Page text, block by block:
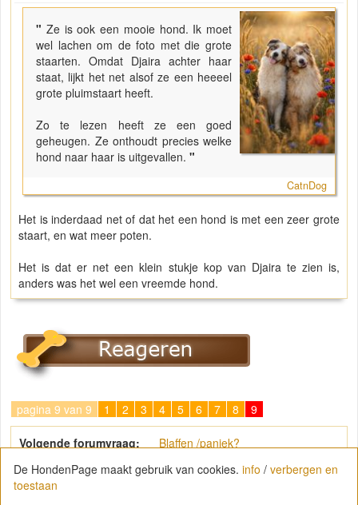
" Ze is ook een mooie hond. Ik moet
wel lachen om de foto met die grote
staarten. Omdat Djaira achter haar
staat, lijkt het net alsof ze een heeeel
grote pluimstaart heeft.
Zo te lezen heeft ze een goed
geheugen. Ze onthoudt precies welke
hond naar haar is uitgevallen. "
CatnDog
Het is inderdaad net of dat het een hond is met een zeer grote
staart, en wat meer poten.
Het is dat er net een klein stukje kop van Djaira te zien is,
anders was het wel een vreemde hond.
pagina 9 van 9 1 2 3 4 5 6 7 8 9
Volgende forumvraag:
Blaffen /paniek?
De HondenPage maakt gebruik van cookies. info / verbergen en
toestaan